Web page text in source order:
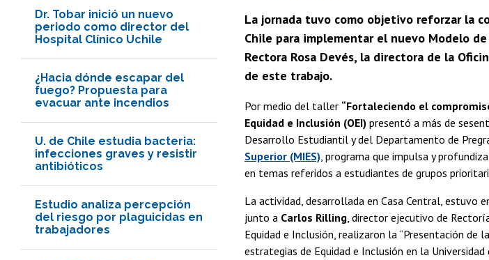
Dr. Tobar inició un nuevo
periodo como director del
Hospital Clínico Uchile
¿Hacia dónde escapar del
fuego? Propuesta para
evacuar ante incendios
U. de Chile estudia bacteria:
infecciones graves y resistir
antibióticos
Estudio analiza percepción
del riesgo por plaguicidas en
trabajadores
La jornada tuvo como objetivo reforzar la
Chile para implementar el nuevo Modelo
Rectora Rosa Devés, la directora de la
de este trabajo.
Por medio del taller “Fortaleciendo el
Equidad e Inclusión (OEI) presentó a más de
Desarrollo Estudiantil y del Departamento de
Superior (MIES) , programa que impulsa y
en temas referidos a estudiantes de grupos
La actividad, desarrollada en Casa Central, estuvo
junto a Carlos Rilling , director ejecutivo de
Equidad e Inclusión, realizaron la “Presentación de
estrategias de Equidad e Inclusión en la